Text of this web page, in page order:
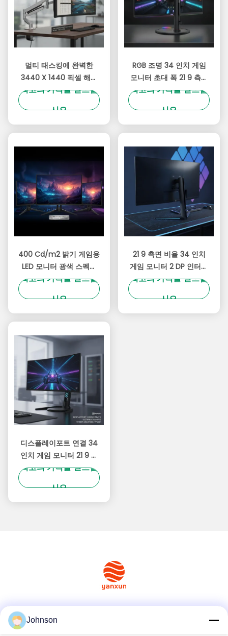
멀티 태스킹에 완벽한
3440 X 1440 픽셀 해상
도와 99% SRGB 넓은 색
니터
최고의 가격을 얻으십
시오
RGB 조명 34 인치 게임
모니터 초대 폭 21 9 측면
비율 조정 가능한 브래킷
최고의 가격을 얻으십
시오
400 Cd/m2 밝기 게임용
LED 모니터 광색 스펙트
럼 99% SRGB 게임용 생
최고의 가격을 얻으십
시오
21 9 측면 비율 34 인치
게임 모니터 2 DP 인터페
이스와 100 X 100 mm
최고의 가격을 얻으십
시오
디스플레이포트 연결 34
인치 게임 모니터 21 9 측
면 비율 높이 조절 스탠드
최고의 가격을 얻으십
시오
Johnson